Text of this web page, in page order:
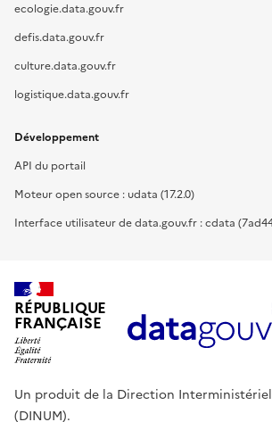
ecologie.data.gouv.fr
defis.data.gouv.fr
culture.data.gouv.fr
logistique.data.gouv.fr
Développement
API du portail
Moteur open source : udata (17.2.0)
Interface utilisateur de data.gouv.fr : cdata
RÉPUBLIQUE
FRANÇAISE
Un produit de la Direction
(DINUM).